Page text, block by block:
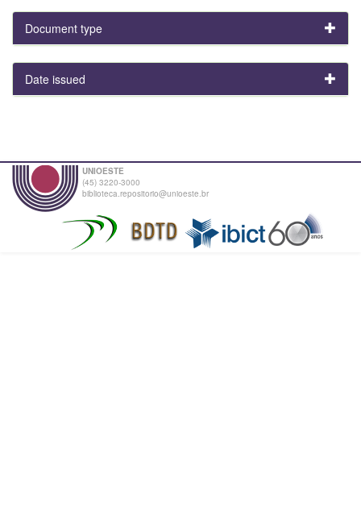
Document type
Date issued
UNIOESTE
(45) 3220-3000
biblioteca.repositorio@unioeste.br